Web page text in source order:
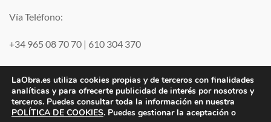
Vía Teléfono:
+34 965 08 70 70 | 610 304 370
Visa PayPal MasterCard
LaObra.es utiliza cookies propias y de terceros con finalidades
analíticas y para ofrecerte publicidad de interés por nosotros y
terceros. Puedes consultar toda la información en nuestra
POLÍTICA DE COOKIES. Puedes gestionar la aceptación o